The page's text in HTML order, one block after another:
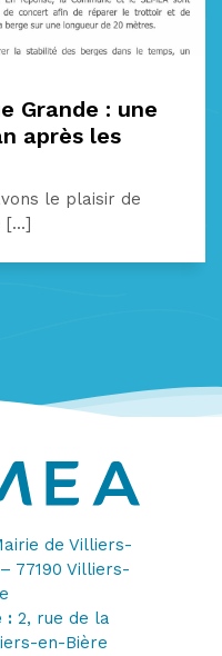
Grande : une
après les
le plaisir de
[...]
de Villiers-
77190 Villiers-
: 2, rue de la
en-Bière